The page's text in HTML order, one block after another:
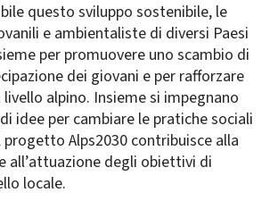
questo sviluppo sostenibile, le
e ambientaliste di diversi Paesi
per promuovere uno scambio di
dei giovani e per rafforzare
alpino. Insieme si impegnano
idee per cambiare le pratiche sociali
Alps2030 contribuisce alla
all’attuazione degli obiettivi di
locale.